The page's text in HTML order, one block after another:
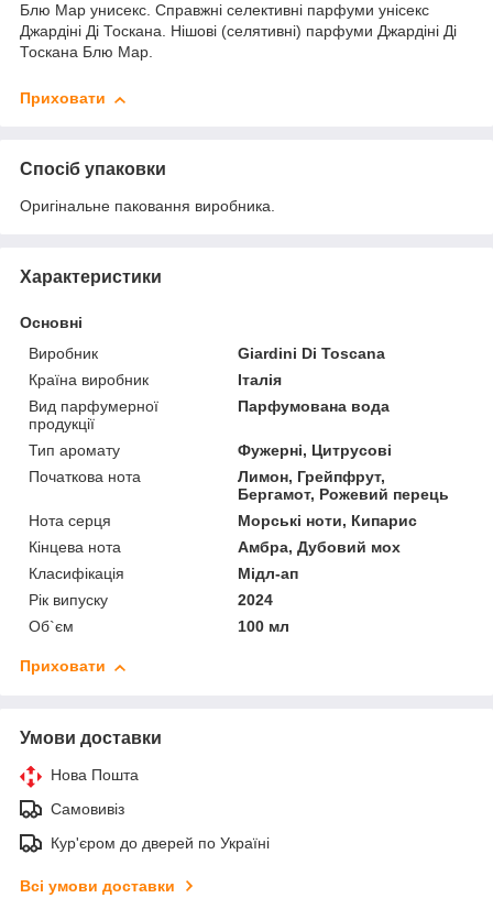
Блю Мар унисекс. Справжні селективні парфуми унісекс
Джардіні Ді Тоскана. Нішові (селятивні) парфуми Джардіні Ді
Тоскана Блю Мар.
Приховати
Спосіб упаковки
Оригінальне паковання виробника.
Характеристики
Основні
Виробник
Giardini Di Toscana
Країна виробник
Італія
Вид парфумерної
продукції
Парфумована вода
Тип аромату
Фужерні, Цитрусові
Початкова нота
Лимон, Грейпфрут,
Бергамот, Рожевий перець
Нота серця
Морські ноти, Кипарис
Кінцева нота
Амбра, Дубовий мох
Класифікація
Мідл-ап
Рік випуску
2024
Об`єм
100 мл
Приховати
Умови доставки
Нова Пошта
Самовивіз
Кур'єром до дверей по Україні
Всі умови доставки